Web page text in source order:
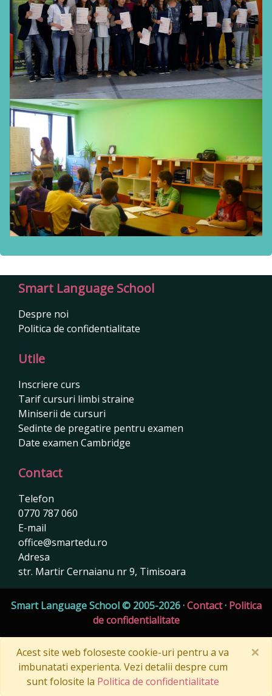
Smart Language School
Despre noi
Politica de confidentialitate
Utile
Inscriere curs
Tarif cursuri limbi straine
Miniserii de cursuri
Sedinte de pregatire pentru examen
Date examen Cambridge
Contact
Telefon
0770 787 060
E-mail
office@smartedu.ro
Adresa
str. Martir Cernaianu nr 9, Timisoara
Smart Language School©2005-2026·Contact· Politica
de confidentialitate
Acest site web foloseste cookie-uri pentru a va
imbunatati experienta. Vezi detalii despre cum
sunt folosite la Politica de confidentialitate
×